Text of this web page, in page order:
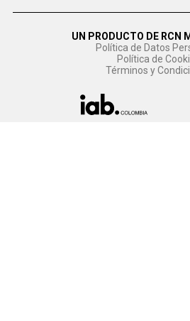
UN PRODUCTO DE RCN
Política de Datos
Política de
Términos y